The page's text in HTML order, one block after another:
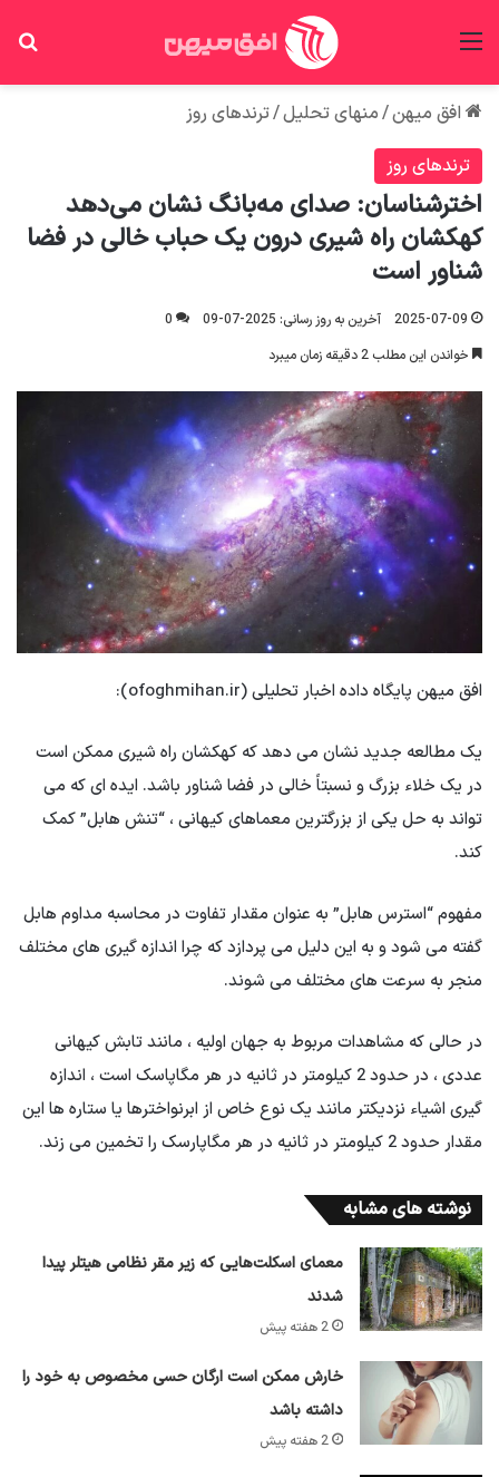
افق میهن/منهای تحلیل/ترندهای روز
ترندهای روز
اخترشناسان: صدای مه‌بانگ نشان می‌دهد
کهکشان راه شیری درون یک حباب خالی در فضا
شناور است
2025-07-09 آخرین به روز رسانی: 2025-07-09
0
خواندن این مطلب 2 دقیقه زمان میبرد
افق میهن پایگاه داده اخبار تحلیلی (ofoghmihan.ir):
یک مطالعه جدید نشان می دهد که کهکشان راه شیری ممکن است
در یک خلاء بزرگ و نسبتاً خالی در فضا شناور باشد. ایده ای که می
تواند به حل یکی از بزرگترین معماهای کیهانی ، “تنش هابل” کمک
کند.
مفهوم “استرس هابل” به عنوان مقدار تفاوت در محاسبه مداوم هابل
گفته می شود و به این دلیل می پردازد که چرا اندازه گیری های مختلف
منجر به سرعت های مختلف می شوند.
در حالی که مشاهدات مربوط به جهان اولیه ، مانند تابش کیهانی
عددی ، در حدود 2 کیلومتر در ثانیه در هر مگاپاسک است ، اندازه
گیری اشیاء نزدیکتر مانند یک نوع خاص از ابرنواخترها یا ستاره ها این
مقدار حدود 2 کیلومتر در ثانیه در هر مگاپارسک را تخمین می زند.
نوشته های مشابه
معمای اسکلت‌هایی که زیر مقر نظامی هیتلر پیدا
شدند
2 هفته پیش
خارش ممکن است ارگان حسی مخصوص به خود را
داشته باشد
2 هفته پیش